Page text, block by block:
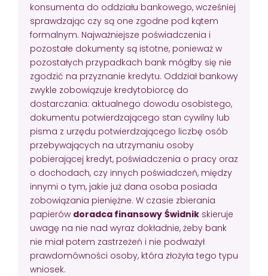
konsumenta do oddziału bankowego, wcześniej
sprawdzając czy są one zgodne pod kątem
formalnym. Najważniejsze poświadczenia i
pozostałe dokumenty są istotne, ponieważ w
pozostałych przypadkach bank mógłby się nie
zgodzić na przyznanie kredytu. Oddział bankowy
zwykle zobowiązuje kredytobiorcę do
dostarczania: aktualnego dowodu osobistego,
dokumentu potwierdzającego stan cywilny lub
pisma z urzędu potwierdzającego liczbę osób
przebywających na utrzymaniu osoby
pobierającej kredyt, poświadczenia o pracy oraz
o dochodach, czy innych poświadczeń, między
innymi o tym, jakie już dana osoba posiada
zobowiązania pieniężne. W czasie zbierania
papierów doradca finansowy Świdnik skieruje
uwagę na nie nad wyraz dokładnie, żeby bank
nie miał potem zastrzeżeń i nie podważył
prawdomówności osoby, która złożyła tego typu
wniosek.